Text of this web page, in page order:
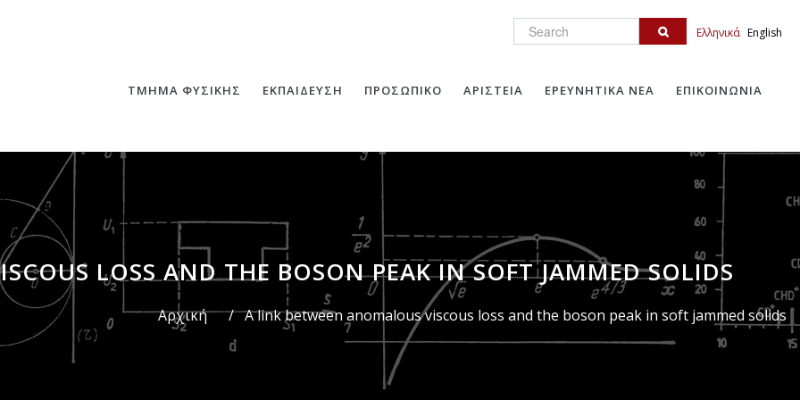
Search Ελληνικά English
ΤΜΗΜΑ ΦΥΣΙΚΗΣ ΕΚΠΑΙΔΕΥΣΗ ΠΡΟΣΩΠΙΚΟ ΑΡΙΣΤΕΙΑ ΕΡΕΥΝΗΤΙΚΑ ΝΕΑ ΕΠΙΚΟΙΝΩΝΙΑ
LOSS AND THE BOSON PEAK IN SOFT JAMMED SOLIDS
Αρχική / A link between anomalous viscous loss and the boson peak in soft jammed solids